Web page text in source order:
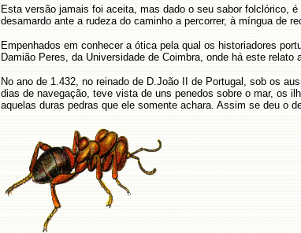
Esta versão jamais foi aceita, mas dado o seu sabor folclórico,
desamardo ante a rudeza do caminho a percorrer, à míngua de
Empenhados em conhecer a ótica pela qual os historiadores
Damião Peres, da Universidade de Coimbra, onde há este
No ano de 1.432, no reinado de D.João II de Portugal, sob os
dias de navegação, teve vista de uns penedos sobre o mar, os
aquelas duras pedras que ele somente achara. Assim se deu o